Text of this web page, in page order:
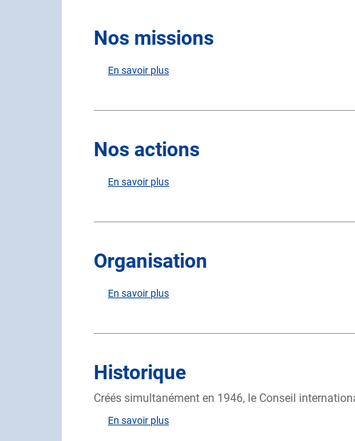
Nos missions
En savoir plus
Nos actions
En savoir plus
Organisation
En savoir plus
Historique
Créés simultanément en 1946, le Conseil
En savoir plus